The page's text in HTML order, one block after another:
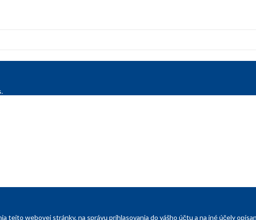
tejto webovej stránky, na správu prihlasovania do vášho účtu a na iné účely